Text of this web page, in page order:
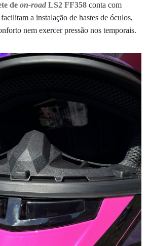
de on-road LS2 FF358 conta com
a instalação de hastes de óculos,
nem exercer pressão nos temporais.